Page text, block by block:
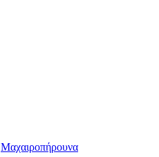
Μαχαιροπήρουνα